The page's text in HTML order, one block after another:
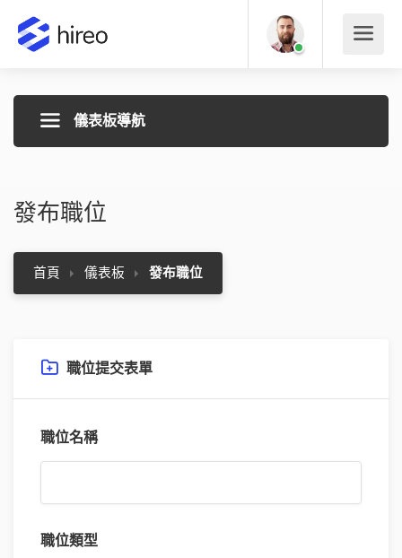
儀表板導航
管理職位
發布職位
首頁 儀表板 發布職位
職位提交表單
職位名稱
職位類型